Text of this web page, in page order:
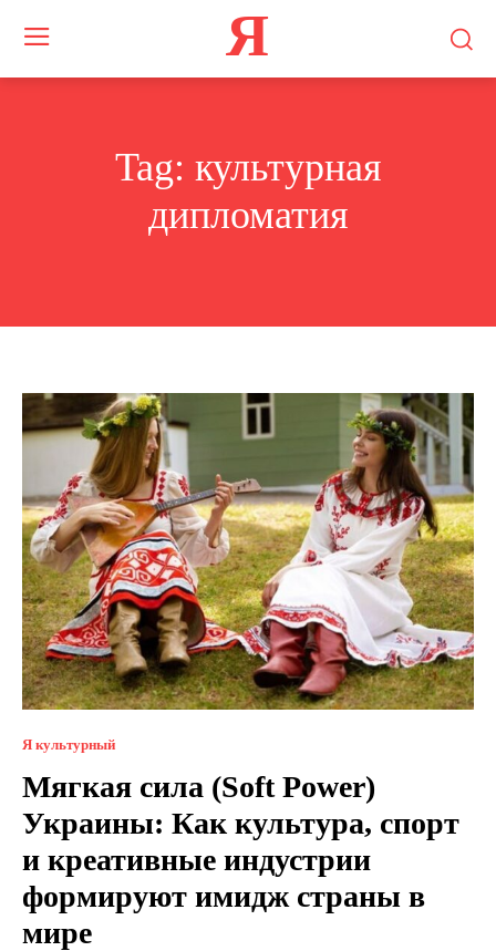
Я
Tag: культурная
дипломатия
Я культурный
Мягкая сила (Soft Power)
Украины: Как культура, спорт
и креативные индустрии
формируют имидж страны в
мире